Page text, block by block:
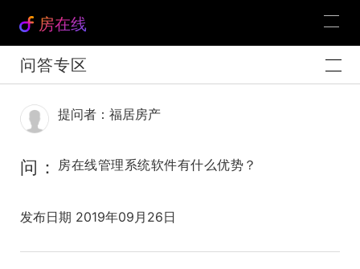
房在线
问答专区
提问者：福居房产
问： 房在线管理系统软件有什么优势？
发布日期 2019年09月26日